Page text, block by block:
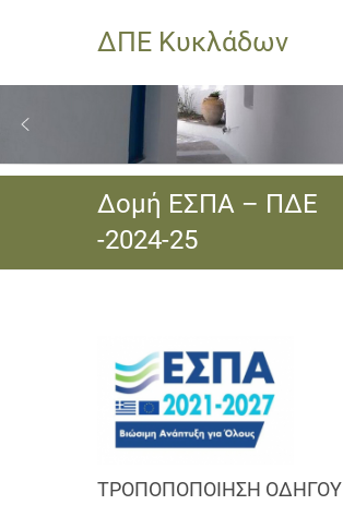
ΔΠΕ Κυκλάδων
Δομή ΕΣΠΑ – ΠΔΕ
-2024-25
ΤΡΟΠΟΠΟΠΟΙΗΣΗ ΟΔΗΓΟΥ